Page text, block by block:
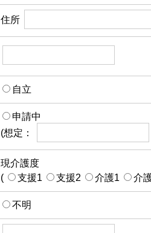
住所
自立
申請中
(想定：
現介護度
(
支援1 支援2 介護1 介
不明